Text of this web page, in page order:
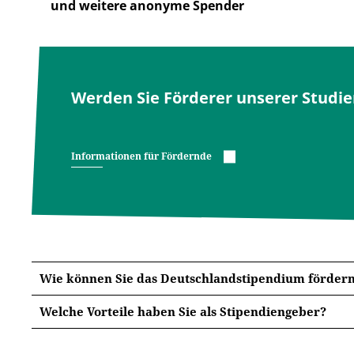
und weitere anonyme Spender
Werden Sie Förderer unserer
Informationen für Fördernde
Wie können Sie das Deutschlandstipendium
Welche Vorteile haben Sie als Stipendiengeber?